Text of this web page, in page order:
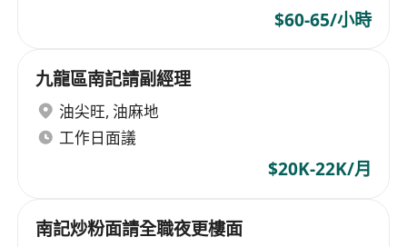
$60-65/小時
九龍區南記請副經理
油尖旺, 油麻地
工作日面議
$20K-22K/月
南記炒粉面請全職夜更樓面